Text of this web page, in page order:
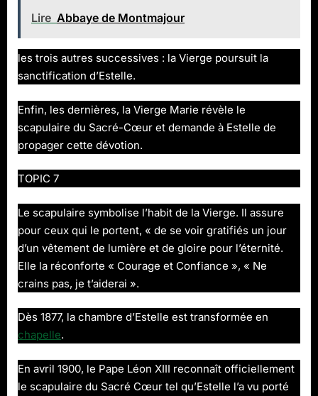
Lire Abbaye de Montmajour
les trois autres successives : la Vierge poursuit la
sanctification d’Estelle.
Enfin, les dernières, la Vierge Marie révèle le
scapulaire du Sacré-Cœur et demande à Estelle de
propager cette dévotion.
TOPIC 7
Le scapulaire symbolise l’habit de la Vierge. Il assure
pour ceux qui le portent, « de se voir gratifiés un jour
d’un vêtement de lumière et de gloire pour l’éternité.
Elle la réconforte « Courage et Confiance », « Ne
crains pas, je t’aiderai ».
Dès 1877, la chambre d’Estelle est transformée en
chapelle.
En avril 1900, le Pape Léon XIII reconnaît officiellement
le scapulaire du Sacré Cœur tel qu’Estelle l’a vu porté